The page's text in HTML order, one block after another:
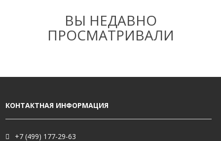
ВЫ НЕДАВНО
ПРОСМАТРИВАЛИ
КОНТАКТНАЯ ИНФОРМАЦИЯ
+7 (499) 177-29-63